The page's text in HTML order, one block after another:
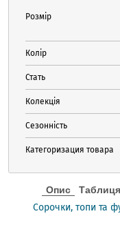
Розмір
Колір
Стать
Колекція
Сезонність
Категоризация товара
Опис
Сорочки, топи та